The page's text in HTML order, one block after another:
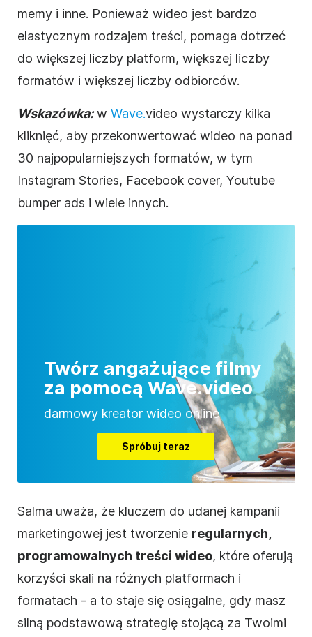
memy i inne. Ponieważ wideo jest bardzo
elastycznym rodzajem treści, pomaga dotrzeć
do większej liczby platform, większej liczby
formatów i większej liczby odbiorców.
Wskazówka:w Wave.video wystarczy kilka
kliknięć, aby przekonwertować wideo na ponad
30 najpopularniejszych formatów, w tym
Instagram Stories, Facebook сover, Youtube
bumper ads i wiele innych.
Twórz angażujące filmy
za pomocą Wave.video
darmowy kreator wideo online
Spróbuj teraz
Salma uważa, że kluczem do udanej kampanii
marketingowej jest tworzenie regularnych,
programowalnych treści wideo, które oferują
korzyści skali na różnych platformach i
formatach - a to staje się osiągalne, gdy masz
silną podstawową strategię stojącą za Twoimi